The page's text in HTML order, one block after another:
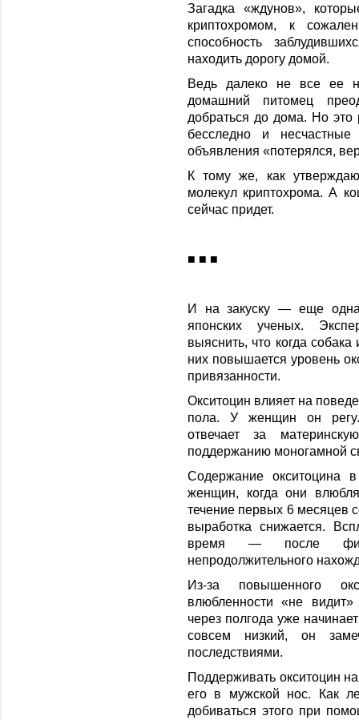
Загадка «ждунов»,
криптохромом, к
способность
находить дорогу домой.
Ведь далеко не все ее
домашний питомец
добраться до дома. Но это
бесследно и
объявления «потерялся,
К тому же, как
молекул криптохрома. А
сейчас придет.
■ ■ ■
И на закуску — еще одна
японских ученых.
выяснить, что когда собака
них повышается уровень
привязанности.
Окситоцин влияет на
пола. У женщин он
отвечает за
поддержанию моногамной
Содержание окситоцина
женщин, когда они
течение первых 6 месяцев
выработка снижается.
время — после
непродолжительного
Из-за повышенного
влюбленности «не
через полгода уже
совсем низкий, он
последствиями.
Поддерживать окситоцин
его в мужской нос. Как
добиваться этого при